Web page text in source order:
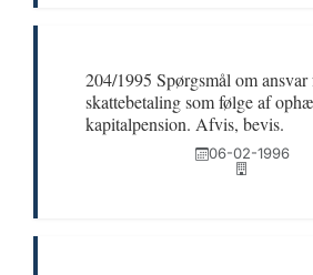
204/1995 Spørgsmål om ansvar
skattebetaling som følge af
kapitalpension. Afvis, bevis.
06-02-1996